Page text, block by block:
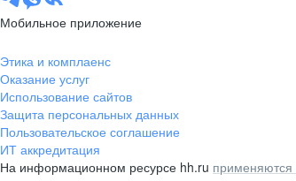
Мобильное приложение
Этика и комплаенс
Оказание услуг
Использование сайтов
Защита персональных данных
Пользовательское соглашение
ИТ аккредитация
На информационном ресурсе hh.ru применяются